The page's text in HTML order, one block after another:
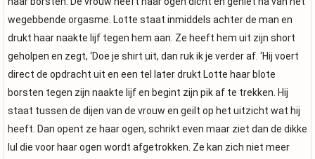
wegebbende orgasme. Lotte staat inmiddels achter de man en
drukt haar naakte lijf tegen hem aan. Ze heeft hem uit zijn short
geholpen en zegt, ‘Doe je shirt uit, dan ruk ik je verder af. ‘Hij voert
direct de opdracht uit en een tel later drukt Lotte haar blote
borsten tegen zijn naakte lijf en begint zijn pik af te trekken. Hij
staat tussen de dijen van de vrouw en geilt op het uitzicht wat hij
heeft. Dan opent ze haar ogen, schrikt even maar ziet dan de dikke
lul die voor haar ogen wordt afgetrokken. Ze kan zich niet meer